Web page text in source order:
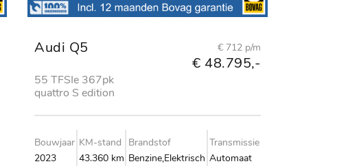
Audi Q5
55 TFSIe 367pk
quattro S edition
€ 712 p/m
€ 48.795,-
Bouwjaar
2023
KM-stand
43.360 km
Brandstof
Benzine,Elektrisch
Transmissie
Automaat